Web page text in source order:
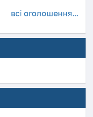
всі оголошення...